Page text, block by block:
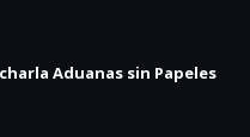
Aduanas sin Papeles